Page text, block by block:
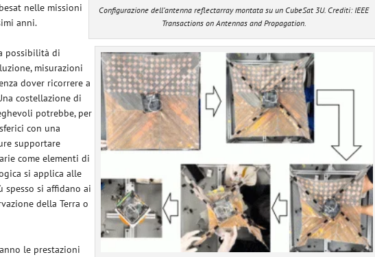
Configurazione dell’antenna reflectarray montata su un CubeSat 3U. Crediti: IEEE
Transactions on Antennas and Propagation.
nelle missioni
anni.
possibilità di
misurazioni
dover ricorrere a
costellazione di
potrebbe, per
con una
supportare
come elementi di
si applica alle
spesso si affidano ai
della Terra o
le prestazioni